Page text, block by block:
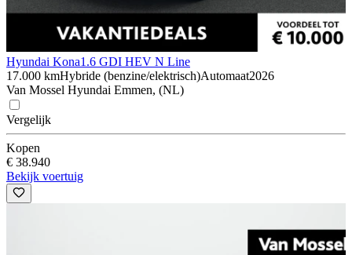
Hyundai Kona1.6 GDI HEV N Line
17.000 kmHybride (benzine/elektrisch)Automaat2026
Van Mossel Hyundai Emmen, (NL)
Vergelijk
Kopen
€ 38.940
Bekijk voertuig